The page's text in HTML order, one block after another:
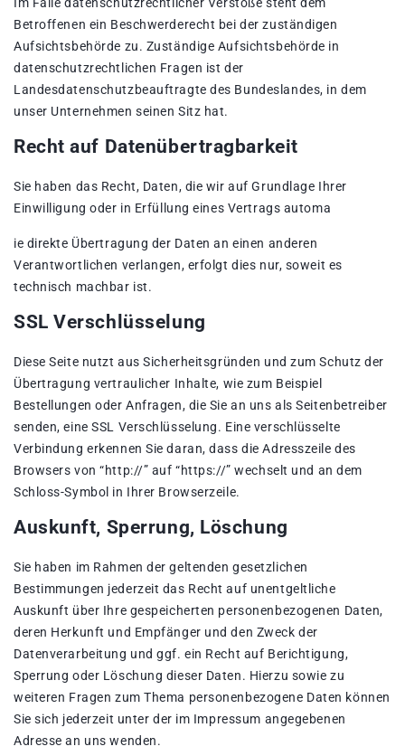
Betroffenen ein Beschwerderecht bei der zuständigen
Aufsichtsbehörde zu. Zuständige Aufsichtsbehörde in
datenschutzrechtlichen Fragen ist der
Landesdatenschutzbeauftragte des Bundeslandes, in dem
unser Unternehmen seinen Sitz hat.
Recht auf Datenübertragbarkeit
Sie haben das Recht, Daten, die wir auf Grundlage Ihrer
Einwilligung oder in Erfüllung eines Vertrags automa
ie direkte Übertragung der Daten an einen anderen
Verantwortlichen verlangen, erfolgt dies nur, soweit es
technisch machbar ist.
SSL Verschlüsselung
Diese Seite nutzt aus Sicherheitsgründen und zum Schutz der
Übertragung vertraulicher Inhalte, wie zum Beispiel
Bestellungen oder Anfragen, die Sie an uns als Seitenbetreiber
senden, eine SSL Verschlüsselung. Eine verschlüsselte
Verbindung erkennen Sie daran, dass die Adresszeile des
Browsers von “http://” auf “https://” wechselt und an dem
Schloss-Symbol in Ihrer Browserzeile.
Auskunft, Sperrung, Löschung
Sie haben im Rahmen der geltenden gesetzlichen
Bestimmungen jederzeit das Recht auf unentgeltliche
Auskunft über Ihre gespeicherten personenbezogenen Daten,
deren Herkunft und Empfänger und den Zweck der
Datenverarbeitung und ggf. ein Recht auf Berichtigung,
Sperrung oder Löschung dieser Daten. Hierzu sowie zu
weiteren Fragen zum Thema personenbezogene Daten können
Sie sich jederzeit unter der im Impressum angegebenen
Adresse an uns wenden.